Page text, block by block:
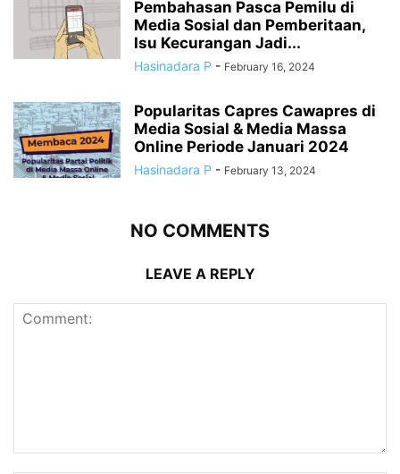
Pembahasan Pasca Pemilu di
Media Sosial dan Pemberitaan,
Isu Kecurangan Jadi...
Hasinadara P - February 16, 2024
Popularitas Capres Cawapres di
Media Sosial & Media Massa
Online Periode Januari 2024
Hasinadara P - February 13, 2024
NO COMMENTS
LEAVE A REPLY